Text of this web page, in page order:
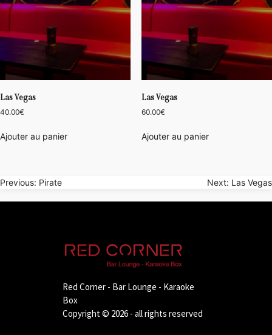
Las Vegas
40.00€
Ajouter au panier
Las Vegas
60.00€
Ajouter au panier
Navigation
de
Previous: Pirate Next: Las Vegas
Red Corner - Bar Lounge - Karaoke
Box
Copyright © 2026 - all rights reserved